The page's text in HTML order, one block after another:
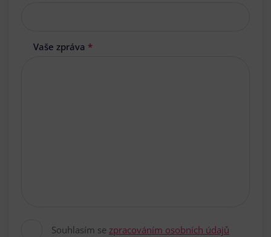
Vaše zpráva *
Souhlasím se zpracováním osobních údajů